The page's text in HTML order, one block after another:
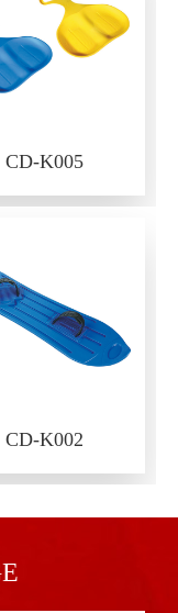
CD-K005
CD-K002